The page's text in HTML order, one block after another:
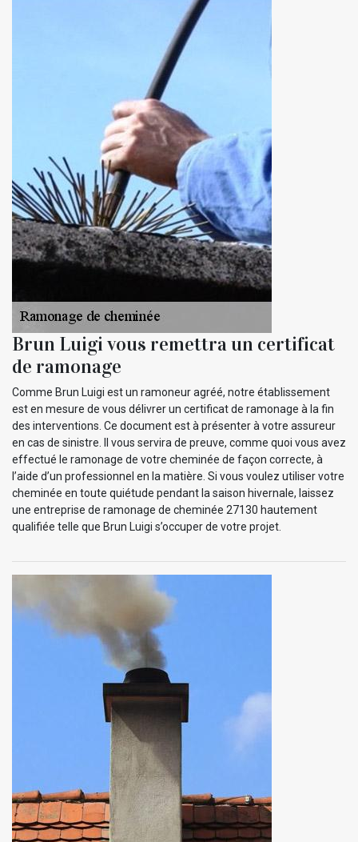
Brun Luigi vous remettra un certificat
de ramonage
Comme Brun Luigi est un ramoneur agréé, notre établissement
est en mesure de vous délivrer un certificat de ramonage à la fin
des interventions. Ce document est à présenter à votre assureur
en cas de sinistre. Il vous servira de preuve, comme quoi vous avez
effectué le ramonage de votre cheminée de façon correcte, à
l’aide d’un professionnel en la matière. Si vous voulez utiliser votre
cheminée en toute quiétude pendant la saison hivernale, laissez
une entreprise de ramonage de cheminée 27130 hautement
qualifiée telle que Brun Luigi s’occuper de votre projet.